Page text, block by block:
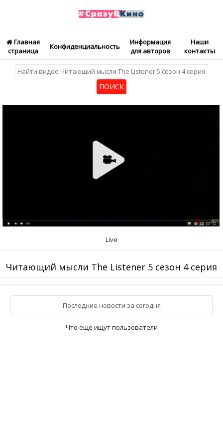
Главная
страница
Конфиденциальность
Информация
для авторов
Наши
контакты
Live
Читающий мысли The Listener 5 сезон 4 серия
Последние новости за сегодня
Что еще ищут пользователи